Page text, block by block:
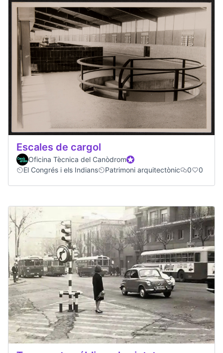
Escales de cargol
Oficina Tècnica del CanòdromParticipant oficial
El Congrés i els Indians
Patrimoni arquitectònic 0 0